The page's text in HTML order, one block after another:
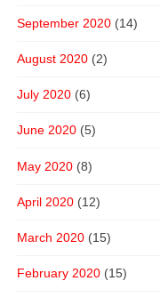
September 2020 (14)
August 2020 (2)
July 2020 (6)
June 2020 (5)
May 2020 (8)
April 2020 (12)
March 2020 (15)
February 2020 (15)